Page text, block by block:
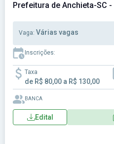
Prefeitura de Anchieta-SC
Vaga: Várias vagas
Inscrições:
Taxa
de R$ 80,00 a R$ 130,00
BANCA
Edital